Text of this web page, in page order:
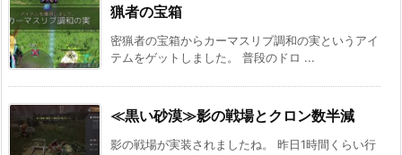
猟者の宝箱
密猟者の宝箱からカーマスリブ調和の実というアイ
テムをゲットしました。 普段のドロ ...
≪黒い砂漠≫影の戦場とクロン数半減
影の戦場が実装されましたね。 昨日1時間くらい行